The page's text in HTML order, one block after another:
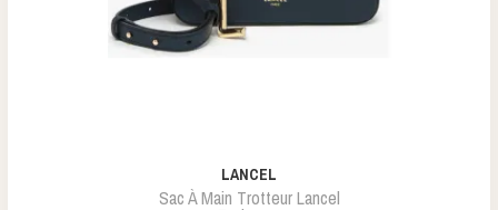
LANCEL
Sac À Main Trotteur Lancel